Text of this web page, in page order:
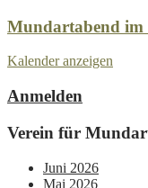
Mundartabend im
Kalender anzeigen
Anmelden
Verein für
Juni 2026
Mai 2026